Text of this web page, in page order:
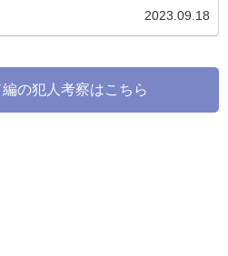
2023.09.18
の犯人考察はこちら